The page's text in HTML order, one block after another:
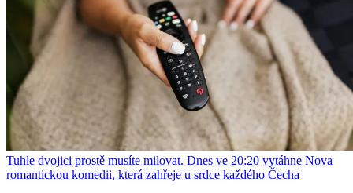
Tuhle dvojici prostě musíte milovat. Dnes ve 20:20 vytáhne Nova
romantickou komedii, která zahřeje u srdce každého Čecha